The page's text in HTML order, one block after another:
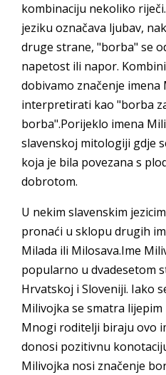
kombinaciju nekoliko
jeziku označava ljubav,
druge strane, "borba" se
napetost ili napor.
dobivamo značenje imena
interpretirati kao "borba
borba".Porijeklo imena
slavenskoj mitologiji gdje
koja je bila povezana s
dobrotom.
U nekim slavenskim
pronaći u sklopu drugih
Milada ili Milosava.Ime
popularno u dvadesetom
Hrvatskoj i Sloveniji. Iako
Milivojka se smatra
Mnogi roditelji biraju ovo
donosi pozitivnu
Milivojka nosi značenje